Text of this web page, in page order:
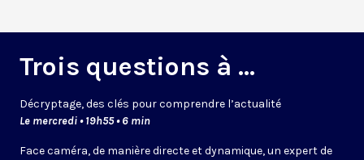
Trois questions à ...
Décryptage, des clés pour comprendre l’actualité
Le mercredi • 19h55 • 6 min
Face caméra, de manière directe et dynamique, un expert de